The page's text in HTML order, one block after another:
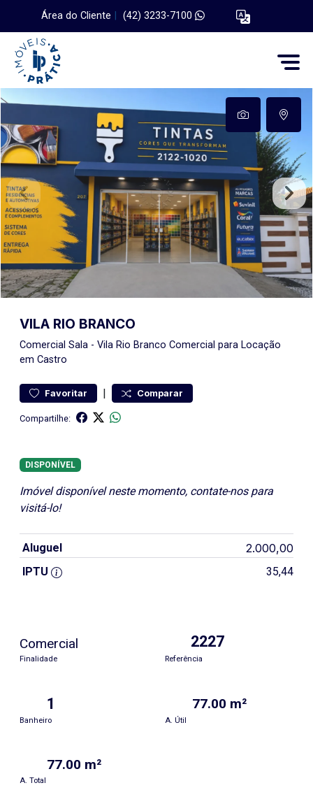
Área do Cliente (42) 3233-7100
VILA RIO BRANCO
Comercial Sala - Vila Rio Branco Comercial para Locação
em Castro
Favoritar | Comparar
Compartilhe:
DISPONÍVEL
Imóvel disponível neste momento, contate-nos para
visitá-lo!
Aluguel 2.000,00
IPTU 35,44
Comercial
Finalidade
2227
Referência
1
Banheiro
77.00 m²
A. Útil
77.00 m²
A. Total